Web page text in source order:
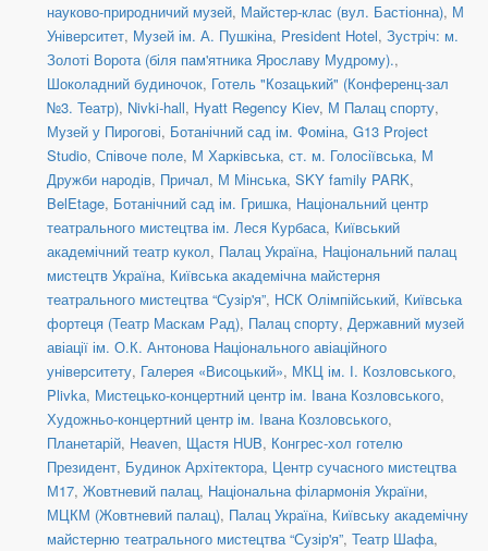
науково-природничий музей, Майстер-клас (вул. Бастіонна), М
Університет, Музей ім. А. Пушкіна, President Hotel, Зустріч: м.
Золоті Ворота (біля пам'ятника Ярославу Мудрому).,
Шоколадний будиночок, Готель "Козацький" (Конференц-зал
№3. Театр), Nivki-hall, Hyatt Regency Kiev, М Палац спорту,
Музей у Пирогові, Ботанічний сад ім. Фоміна, G13 Project
Studio, Співоче поле, М Харківська, ст. м. Голосіївська, М
Дружби народів, Причал, М Мінська, SKY family PARK,
BelEtage, Ботанічний сад ім. Гришка, Національний центр
театрального мистецтва ім. Леся Курбаса, Київський
академічний театр кукол, Палац Україна, Національний палац
мистецтв Україна, Київська академічна майстерня
театрального мистецтва “Сузір'я”, НСК Олімпійський, Київська
фортеця (Театр Маскам Рад), Палац спорту, Державний музей
авіації ім. О.К. Антонова Національного авіаційного
університету, Галерея «Висоцький», МКЦ ім. І. Козловського,
Plivka, Мистецько-концертний центр ім. Івана Козловського,
Художньо-концертний центр ім. Івана Козловського,
Планетарій, Heaven, Щастя HUB, Конгрес-хол готелю
Президент, Будинок Архітектора, Центр сучасного мистецтва
М17, Жовтневий палац, Національна філармонія України,
МЦКМ (Жовтневий палац), Палац Україна, Київську академічну
майстерню театрального мистецтва “Сузір'я”, Театр Шафа,